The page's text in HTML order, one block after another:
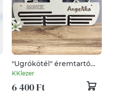
"Ugrókötél" éremtartó
ajándék
KKlezer
6 400 Ft